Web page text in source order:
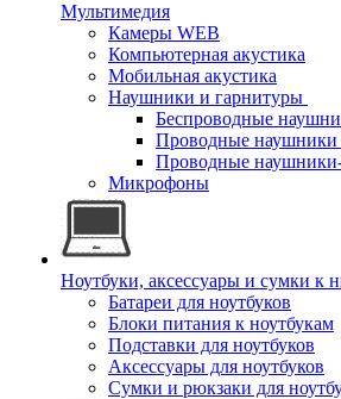
Мультимедия
Камеры WEB
Компьютерная акустика
Мобильная акустика
Наушники и гарнитуры
Беспроводные
Проводные наушники
Проводные
Микрофоны
Ноутбуки, аксессуары и сумки к
Батареи для ноутбуков
Блоки питания к ноутбукам
Подставки для ноутбуков
Аксессуары для ноутбуков
Сумки и рюкзаки для